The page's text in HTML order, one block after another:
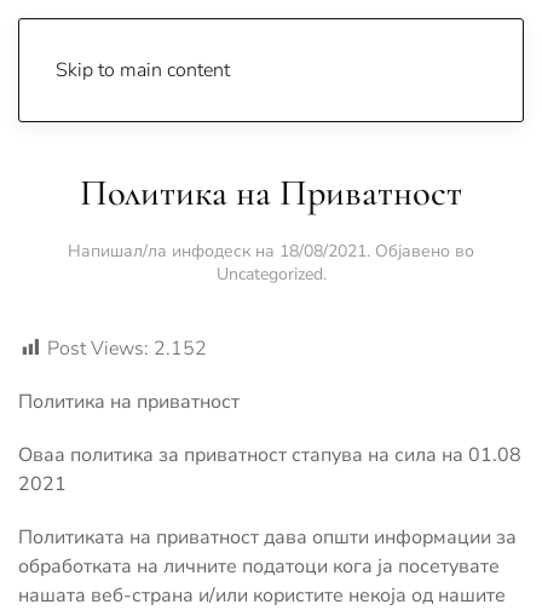
Skip to main content
Политика на Приватност
Напишал/ла инфодеск на 18/08/2021. Објавено во
Uncategorized.
Post Views: 2.152
Политика на приватност
Oваа политика за приватност стапува на сила на 01.08
2021
Политиката на приватност дава општи информации за
обработката на личните податоци кога ја посетувате
нашата веб-страна и/или користите некоја од нашите